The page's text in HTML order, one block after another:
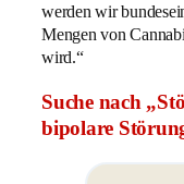
werden wir
Mengen von
wird.“
Suche nach
bipolare